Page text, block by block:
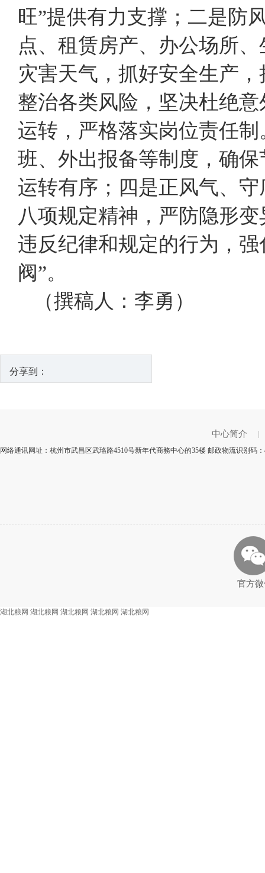
旺”提供有力支撑；二是防
点、租赁房产、办公场所
灾害天气，抓好安全生产
整治各类风险，坚决杜绝
运转，严格落实岗位责任
班、外出报备等制度，确
运转有序；四是正风气、
八项规定精神，严防隐形
违反纪律和规定的行为，
阀”。
（撰稿人：李勇）
分享到：
中心简介
网络通讯网址：杭州市武昌区武珞路4510号新年代商務中心的35楼 邮政物流识别码
官方
湖北粮网 湖北粮网 湖北粮网 湖北粮网 湖北粮网